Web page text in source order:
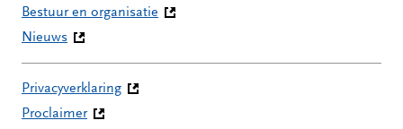
Bestuur en organisatie
Nieuws
Privacyverklaring
Proclaimer